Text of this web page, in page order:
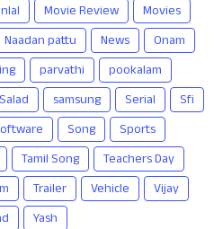
Movie Review
Movies
Naadan pattu News
Onam
parvathi
pookalam
Salad samsung Serial
Sfi
Song
Sports
Tamil Song
Teachers Day
Trailer Vehicle
Vijay
Yash